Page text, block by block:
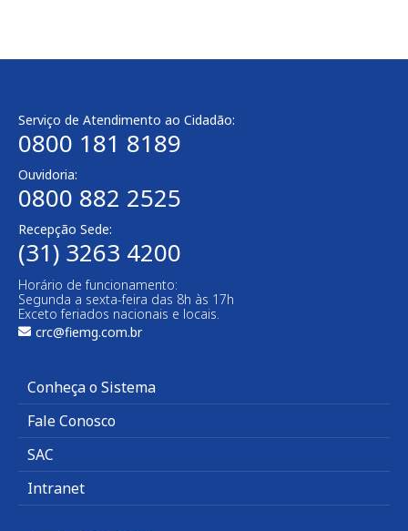
Serviço de Atendimento ao Cidadão:
0800 181 8189
Ouvidoria:
0800 882 2525
Recepção Sede:
(31) 3263 4200
Horário de funcionamento:
Segunda a sexta-feira das 8h às 17h
Exceto feriados nacionais e locais.
crc@fiemg.com.br
Conheça o Sistema
Fale Conosco
SAC
Intranet